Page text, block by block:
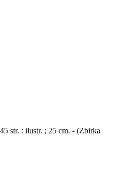
str. : ilustr. ; 25 cm. - (Zbirka